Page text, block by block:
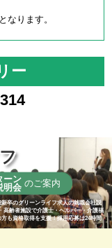
なります。
ー
ーン
明会 のご案内
卒のグリーンライフ求人の就職会社説
高齢者施設で介護士・ヘルパー・介護福
も資格取得を支援！採用応募は24時間